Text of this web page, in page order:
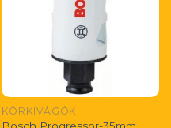
KÖRKIVÁGÓK
Bosch Progressor-35mm